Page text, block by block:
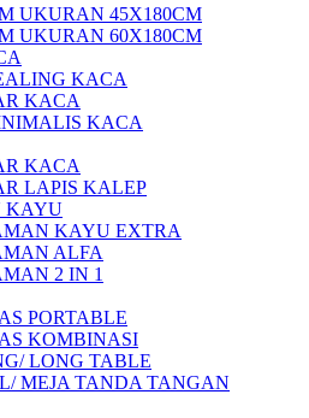
UKURAN 45X180CM
UKURAN 60X180CM
KACA
KACA
KACA
KACA
LAPIS KALEP
KAYU
KAYU EXTRA
ALFA
2 IN 1
PORTABLE
KOMBINASI
LONG TABLE
MEJA TANDA TANGAN